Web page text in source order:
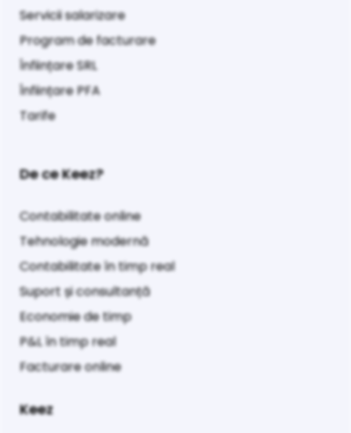
Servicii salarizare
Program de facturare
Înființare SRL
Înființare PFA
Tarife
De ce Keez?
Contabilitate online
Tehnologie modernă
Contabilitate în timp real
Suport și consultanță
Economie de timp
P&L în timp real
Facturare online
Keez